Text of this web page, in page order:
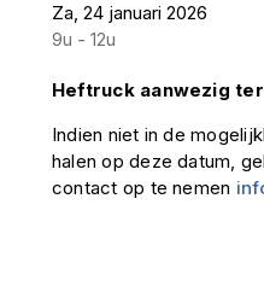
Za, 24 januari 2026
9u - 12u
Heftruck aanwezig
Indien niet in de
halen op deze datum,
contact op te nemen